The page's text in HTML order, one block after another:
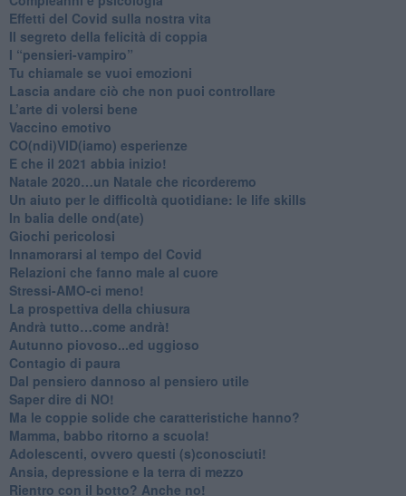
Effetti del Covid sulla nostra vita
Il segreto della felicità di coppia
​I “pensieri-vampiro”
​Tu chiamale se vuoi emozioni
​Lascia andare ciò che non puoi controllare
L’arte di volersi bene
​Vaccino emotivo
CO(ndi)VID(iamo) esperienze
​E che il 2021 abbia inizio!
​Natale 2020…un Natale che ricorderemo
Un aiuto per le difficoltà quotidiane: le life skills
​In balia delle ond(ate)
Giochi pericolosi
Innamorarsi al tempo del Covid
​Relazioni che fanno male al cuore
​Stressi-AMO-ci meno!
​La prospettiva della chiusura
​Andrà tutto…come andrà!
Autunno piovoso...ed uggioso
​Contagio di paura
​Dal pensiero dannoso al pensiero utile
​Saper dire di NO!
​Ma le coppie solide che caratteristiche hanno?
​Mamma, babbo ritorno a scuola!
Adolescenti, ovvero questi (s)conosciuti!
Ansia, depressione e la terra di mezzo
​Rientro con il botto? Anche no!